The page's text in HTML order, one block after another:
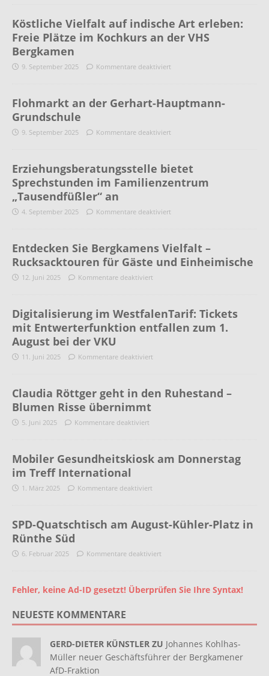
Köstliche Vielfalt auf indische Art erleben:
Freie Plätze im Kochkurs an der VHS
Bergkamen
9. September 2025 Kommentare deaktiviert
Flohmarkt an der Gerhart-Hauptmann-
Grundschule
9. September 2025 Kommentare deaktiviert
Erziehungsberatungsstelle bietet
Sprechstunden im Familienzentrum
„Tausendfüßler“ an
4. September 2025 Kommentare deaktiviert
Entdecken Sie Bergkamens Vielfalt –
Rucksacktouren für Gäste und Einheimische
12. Juni 2025 Kommentare deaktiviert
Digitalisierung im WestfalenTarif: Tickets
mit Entwerterfunktion entfallen zum 1.
August bei der VKU
11. Juni 2025 Kommentare deaktiviert
Claudia Röttger geht in den Ruhestand –
Blumen Risse übernimmt
5. Juni 2025 Kommentare deaktiviert
Mobiler Gesundheitskiosk am Donnerstag
im Treff International
1. März 2025 Kommentare deaktiviert
SPD-Quatschtisch am August-Kühler-Platz in
Rünthe Süd
6. Februar 2025 Kommentare deaktiviert
Fehler, keine Ad-ID gesetzt! Überprüfen Sie Ihre Syntax!
NEUESTE KOMMENTARE
GERD-DIETER KÜNSTLER ZU Johannes Kohlhas-
Müller neuer Geschäftsführer der Bergkamener
AfD-Fraktion